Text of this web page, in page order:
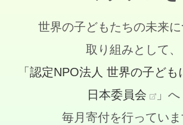
世界の子どもたちの未来
取り組みとして、
「認定NPO法人 世界の子ど
日本委員会
」へ
毎月寄付を行っていま